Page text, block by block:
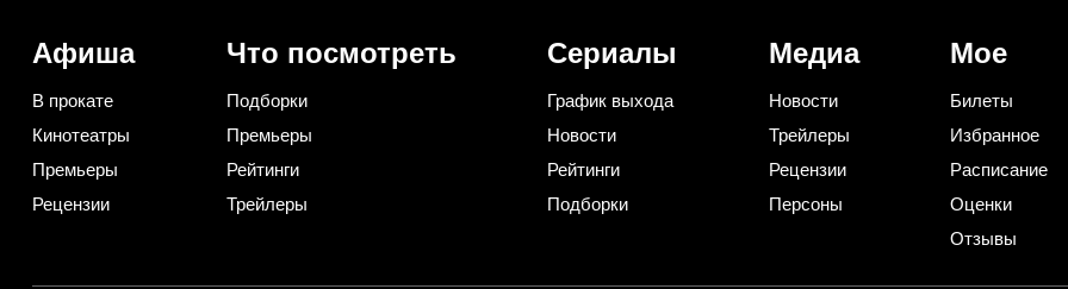
Афиша
В прокате
Кинотеатры
Премьеры
Рецензии
Что посмотреть
Подборки
Премьеры
Рейтинги
Трейлеры
Сериалы
График выхода
Новости
Рейтинги
Подборки
Медиа
Новости
Трейлеры
Рецензии
Персоны
Мое
Билеты
Избранное
Расписание
Оценки
Отзывы